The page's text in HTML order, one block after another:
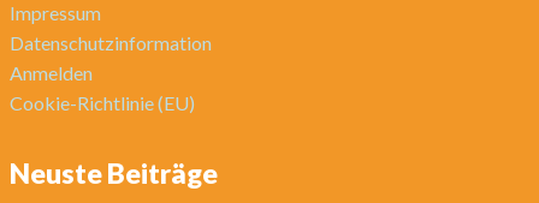
Impressum
Datenschutzinformation
Anmelden
Cookie-Richtlinie (EU)
Neuste Beiträge